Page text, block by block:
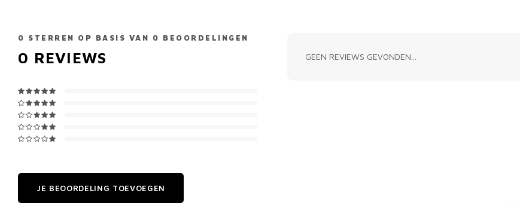
0 STERREN OP BASIS VAN 0 BEOORDELINGEN
0 REVIEWS
JE BEOORDELING TOEVOEGEN
GEEN REVIEWS GEVONDEN...